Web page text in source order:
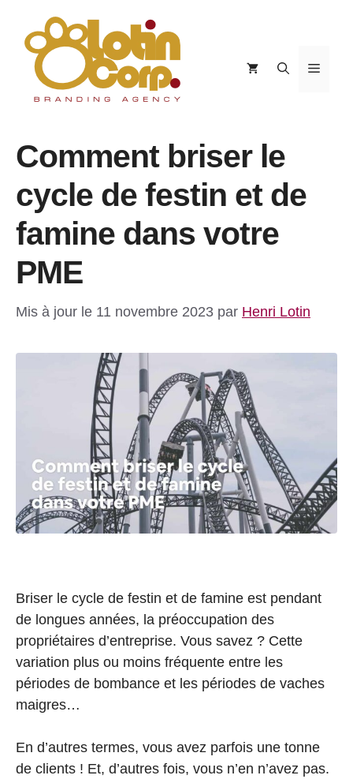
contenu
Menu
Comment briser le
cycle de festin et de
famine dans votre
PME
Mis à jour le 11 novembre 2023 par Henri Lotin
Briser le cycle de festin et de famine est pendant
de longues années, la préoccupation des
propriétaires d’entreprise. Vous savez ? Cette
variation plus ou moins fréquente entre les
périodes de bombance et les périodes de vaches
maigres…
En d’autres termes, vous avez parfois une tonne
de clients ! Et, d’autres fois, vous n’en n’avez pas.